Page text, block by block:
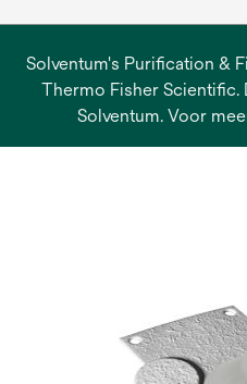
Solventum's Purification &
Thermo Fisher
Solventum. Voor